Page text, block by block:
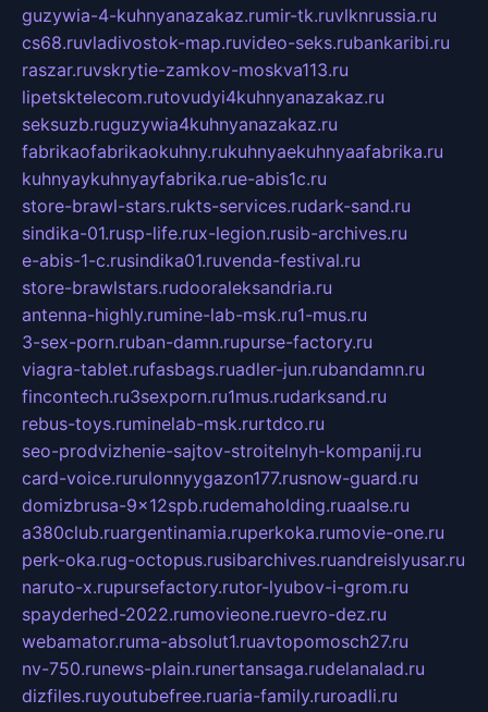
guzywia-4-kuhnyanazakaz.rumir-tk.ruvlknrussia.ru
cs68.ruvladivostok-map.ruvideo-seks.rubankaribi.ru
raszar.ruvskrytie-zamkov-moskva113.ru
lipetsktelecom.rutovudyi4kuhnyanazakaz.ru
seksuzb.ruguzywia4kuhnyanazakaz.ru
fabrikaofabrikaokuhny.rukuhnyaekuhnyaafabrika.ru
kuhnyaykuhnyayfabrika.rue-abis1c.ru
store-brawl-stars.rukts-services.rudark-sand.ru
sindika-01.rusp-life.rux-legion.rusib-archives.ru
e-abis-1-c.rusindika01.ruvenda-festival.ru
store-brawlstars.rudooraleksandria.ru
antenna-highly.rumine-lab-msk.ru1-mus.ru
3-sex-porn.ruban-damn.rupurse-factory.ru
viagra-tablet.rufasbags.ruadler-jun.rubandamn.ru
fincontech.ru3sexporn.ru1mus.rudarksand.ru
rebus-toys.ruminelab-msk.rurtdco.ru
seo-prodvizhenie-sajtov-stroitelnyh-kompanij.ru
card-voice.rurulonnyygazon177.rusnow-guard.ru
domizbrusa-9x12spb.rudemaholding.ruaalse.ru
a380club.ruargentinamia.ruperkoka.rumovie-one.ru
perk-oka.rug-octopus.rusibarchives.ruandreislyusar.ru
naruto-x.rupursefactory.rutor-lyubov-i-grom.ru
spayderhed-2022.rumovieone.ruevro-dez.ru
webamator.ruma-absolut1.ruavtopomosch27.ru
nv-750.runews-plain.runertansaga.rudelanalad.ru
dizfiles.ruyoutubefree.ruaria-family.ruroadli.ru